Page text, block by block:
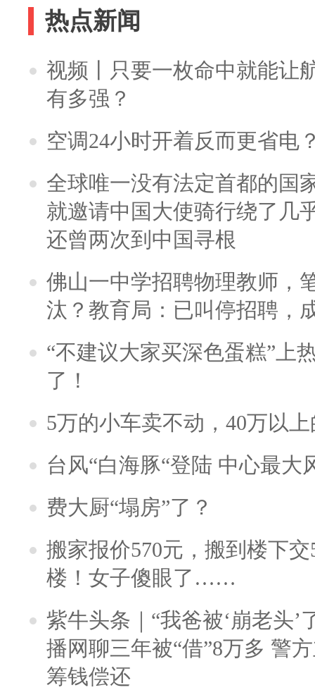
热点新闻
视频丨只要一枚命中就能让
有多强？
空调24小时开着反而更省电
全球唯一没有法定首都的国
就邀请中国大使骑行绕了几
还曾两次到中国寻根
佛山一中学招聘物理教师，
汰？教育局：已叫停招聘，
“不建议大家买深色蛋糕”上
了！
5万的小车卖不动，40万以
台风“白海豚“登陆 中心最大
费大厨“塌房”了？
搬家报价570元，搬到楼下
楼！女子傻眼了……
紫牛头条｜“我爸被‘崩老头’
播网聊三年被“借”8万多 警
筹钱偿还